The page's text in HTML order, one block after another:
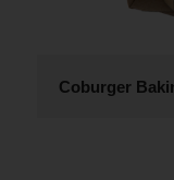
Coburger